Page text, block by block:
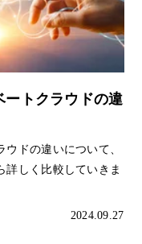
ートクラウドの違
ドの違いについて、
詳しく比較していきま
2024.09.27